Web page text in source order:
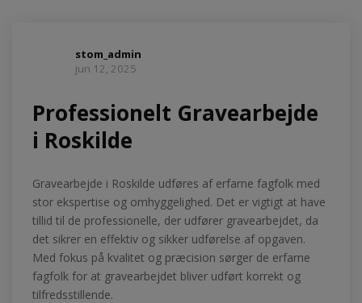
stom_admin
jun 12, 2025
Professionelt Gravearbejde
i Roskilde
Gravearbejde i Roskilde udføres af erfarne fagfolk med
stor ekspertise og omhyggelighed. Det er vigtigt at have
tillid til de professionelle, der udfører gravearbejdet, da
det sikrer en effektiv og sikker udførelse af opgaven.
Med fokus på kvalitet og præcision sørger de erfarne
fagfolk for at gravearbejdet bliver udført korrekt og
tilfredsstillende.